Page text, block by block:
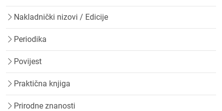
Nakladnički nizovi / Edicije
Periodika
Povijest
Praktična knjiga
Prirodne znanosti